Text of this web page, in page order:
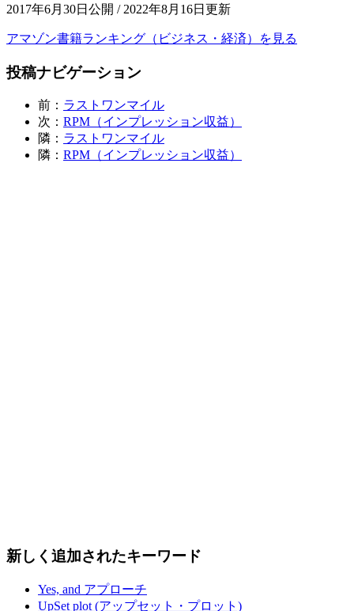
2017年6月30日公開 / 2022年8月16日更新
アマゾン書籍ランキング（ビジネス・経済）を見る
投稿ナビゲーション
前： ラストワンマイル
次： RPM（インプレッション収益）
隣： ラストワンマイル
隣： RPM（インプレッション収益）
新しく追加されたキーワード
Yes, and アプローチ
UpSet plot (アップセット・プロット)